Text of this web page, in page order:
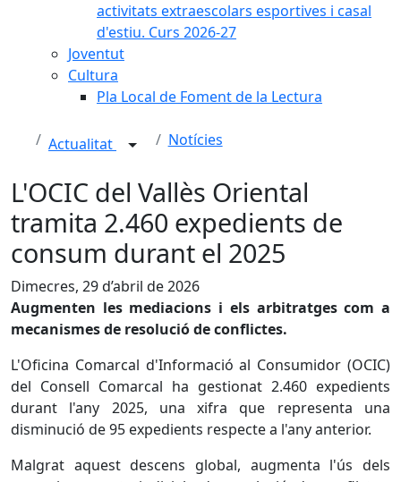
activitats extraescolars esportives i casal
d'estiu. Curs 2026-27
Joventut
Cultura
Pla Local de Foment de la Lectura
Actualitat Notícies
L'OCIC del Vallès Oriental
tramita 2.460 expedients de
consum durant el 2025
Dimecres, 29 d’abril de 2026
Augmenten les mediacions i els arbitratges com a
mecanismes de resolució de conflictes.
L'Oficina Comarcal d'Informació al Consumidor (OCIC)
del Consell Comarcal ha gestionat 2.460 expedients
durant l'any 2025, una xifra que representa una
disminució de 95 expedients respecte a l'any anterior.
Malgrat aquest descens global, augmenta l'ús dels